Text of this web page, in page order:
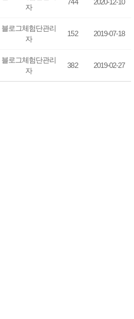
자
744 2020-12-10
블로그체험단관리
자
152 2019-07-18
블로그체험단관리
자
382 2019-02-27